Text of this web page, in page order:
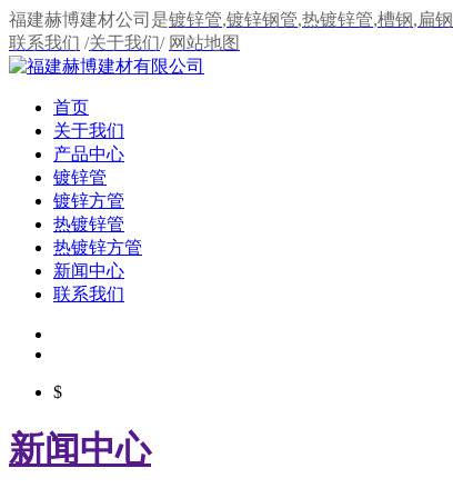
福建赫博建材公司是镀锌管,镀锌钢管,热镀锌管,槽钢,扁钢
联系我们 /关于我们/ 网站地图
首页
关于我们
产品中心
镀锌管
镀锌方管
热镀锌管
热镀锌方管
新闻中心
联系我们
$
新闻中心